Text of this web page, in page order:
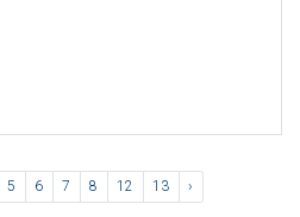
5 6 7 8 12 13 ›